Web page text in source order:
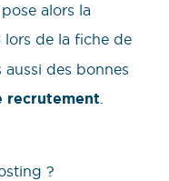
alors la
lors de la fiche de
des bonnes
recrutement.
?